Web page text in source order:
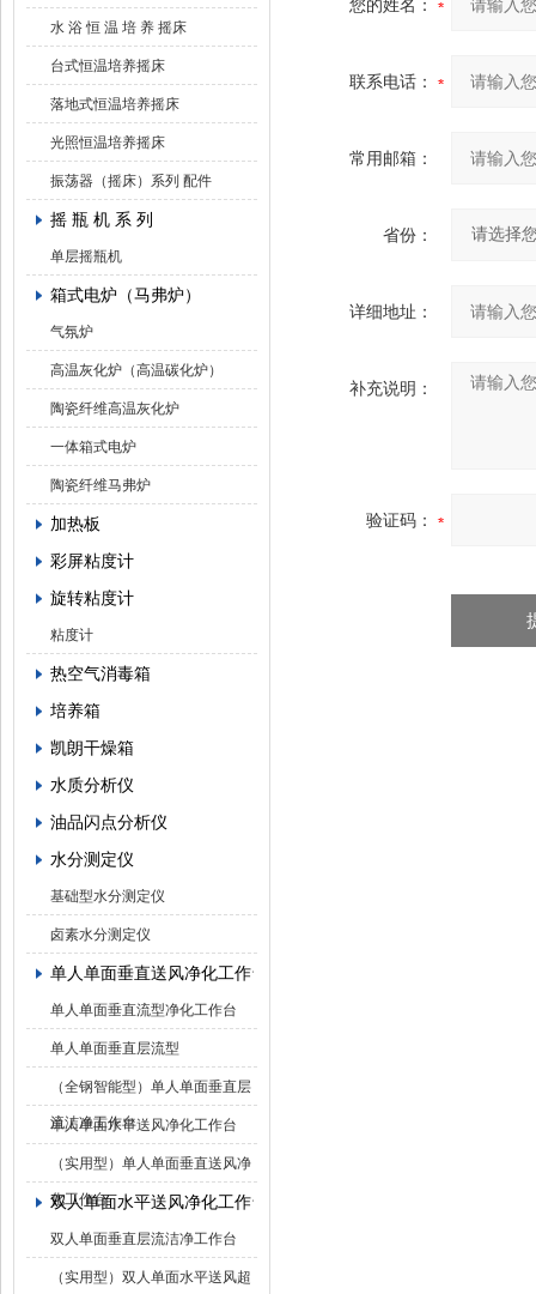
水 浴 恒 温 培 养 摇床
台式恒温培养摇床
落地式恒温培养摇床
光照恒温培养摇床
振荡器（摇床）系列 配件
摇 瓶 机 系 列
单层摇瓶机
箱式电炉（马弗炉）
气氛炉
高温灰化炉（高温碳化炉）
陶瓷纤维高温灰化炉
一体箱式电炉
陶瓷纤维马弗炉
加热板
彩屏粘度计
旋转粘度计
粘度计
热空气消毒箱
培养箱
凯朗干燥箱
水质分析仪
油品闪点分析仪
水分测定仪
基础型水分测定仪
卤素水分测定仪
单人单面垂直送风净化工作台
单人单面垂直流型净化工作台
单人单面垂直层流型
（全钢智能型）单人单面垂直层
流洁净工作台
单人单面水平送风净化工作台
（实用型）单人单面垂直送风净
化工作台
双人单面水平送风净化工作台
双人单面垂直层流洁净工作台
（实用型）双人单面水平送风超
您的姓名：
联系电话：
常用邮箱：
省份：
详细地址：
补充说明：
验证码：